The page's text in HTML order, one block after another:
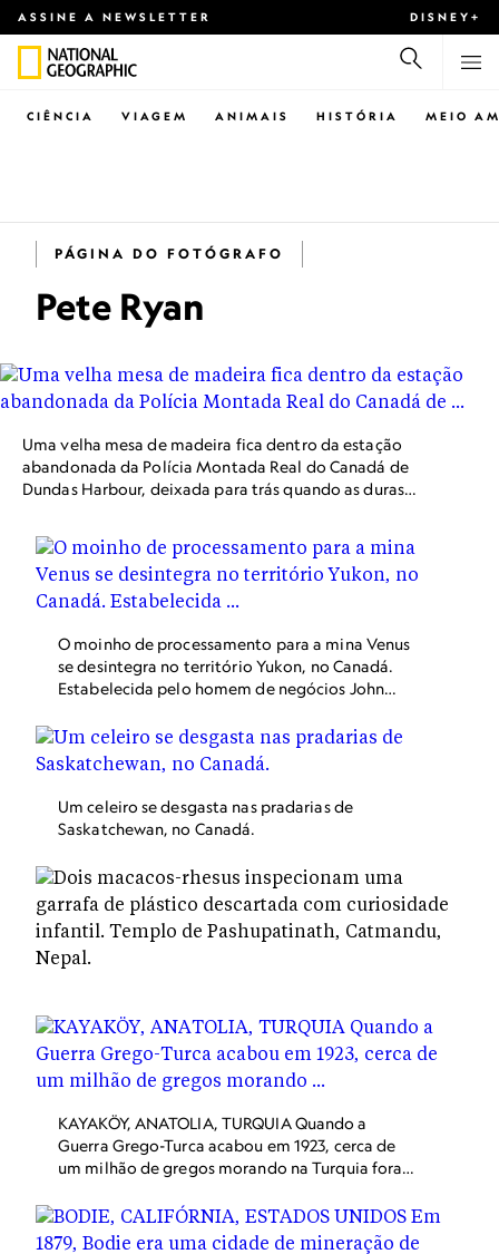
ASSINE A NEWSLETTER DISNEY+
CIÊNCIA VIAGEM ANIMAIS HISTÓRIA MEIO
PÁGINA DO FOTÓGRAFO
Pete Ryan
Uma velha mesa de madeira fica dentro da estação
abandonada da Polícia Montada Real do Canadá de
Dundas Harbour, deixada para trás quando as duras
O moinho de processamento para a mina Venus
se desintegra no território Yukon, no Canadá.
Estabelecida pelo homem de negócios John
desde os anos 1970.
Um celeiro se desgasta nas pradarias de
Saskatchewan, no Canadá.
KAYAKÖY, ANATOLIA, TURQUIA Quando a
Guerra Grego-Turca acabou em 1923, cerca de
um milhão de gregos morando na Turquia foram
quase 2.000 residentes a oeste da Turquia, foi
abandonado. Os restos da vila – incluindo